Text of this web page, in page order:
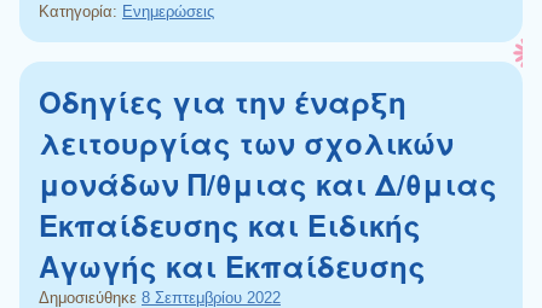
Κατηγορία: Ενημερώσεις
Οδηγίες για την έναρξη
λειτουργίας των σχολικών
μονάδων Π/θμιας και Δ/θμιας
Εκπαίδευσης και Ειδικής
Αγωγής και Εκπαίδευσης
Δημοσιεύθηκε 8 Σεπτεμβρίου 2022